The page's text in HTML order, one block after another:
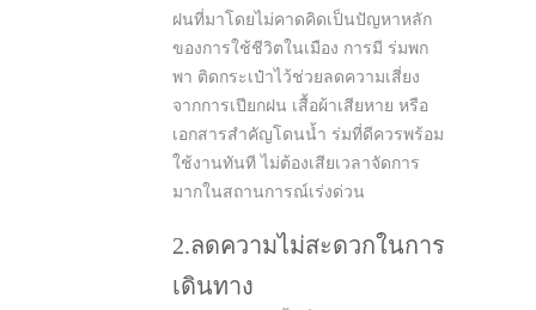
ฝนที่มาโดยไม่คาดคิดเป็นปัญหาหลัก
ของการใช้ชีวิตในเมือง การมี ร่มพก
พา ติดกระเป๋าไว้ช่วยลดความเสี่ยง
จากการเปียกฝน เสื้อผ้าเสียหาย หรือ
เอกสารสำคัญโดนน้ำ ร่มที่ดีควรพร้อม
ใช้งานทันที ไม่ต้องเสียเวลาจัดการ
มากในสถานการณ์เร่งด่วน
2.ลดความไม่สะดวกในการ
เดินทาง